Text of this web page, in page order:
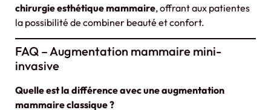
chirurgie esthétique mammaire, offrant aux patientes
la possibilité de combiner beauté et confort.
FAQ – Augmentation mammaire mini-
invasive
Quelle est la différence avec une augmentation
mammaire classique ?